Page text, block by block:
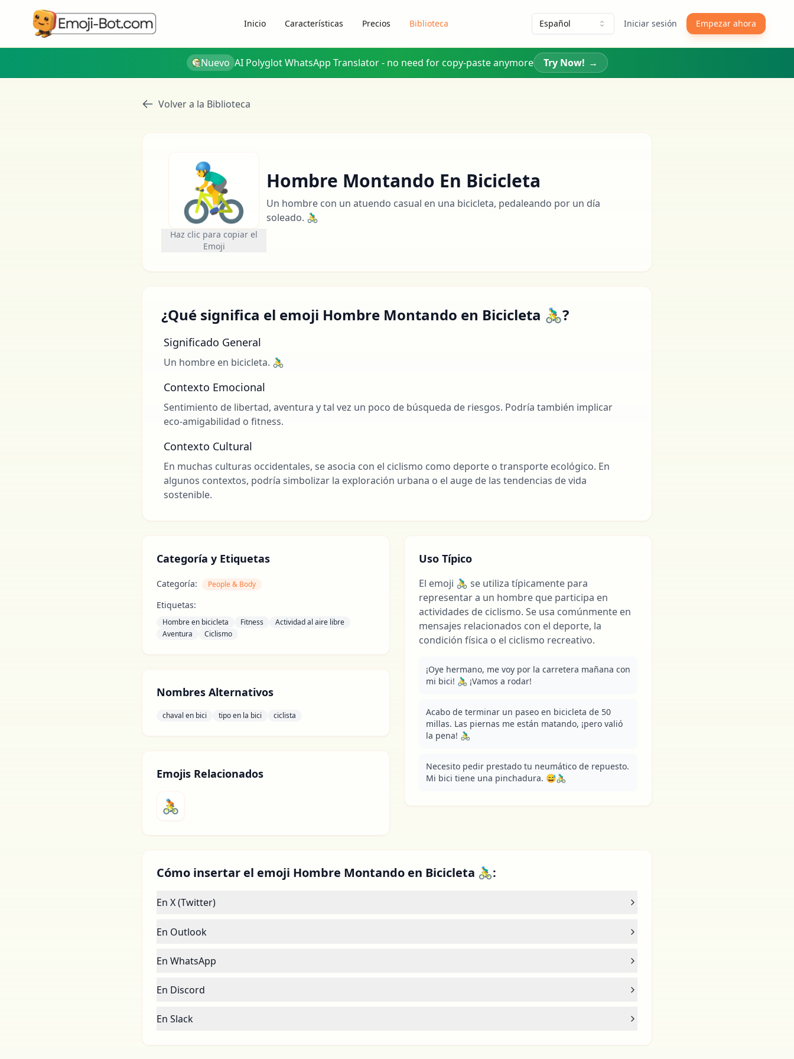
Inicio Características Precios Biblioteca Español Iniciar sesión Empezar ahora
Nuevo AI Polyglot WhatsApp Translator - no need for copy-paste anymore Try Now! →
Volver a la Biblioteca
🚴‍♂️
Haz clic para copiar el
Emoji
Hombre Montando En Bicicleta
Un hombre con un atuendo casual en una bicicleta, pedaleando por un día
soleado. 🚴‍♂️
¿Qué significa el emoji Hombre Montando en Bicicleta 🚴‍♂️?
Significado General
Un hombre en bicicleta. 🚴‍♂️
Contexto Emocional
Sentimiento de libertad, aventura y tal vez un poco de búsqueda de riesgos. Podría también implicar
eco-amigabilidad o fitness.
Contexto Cultural
En muchas culturas occidentales, se asocia con el ciclismo como deporte o transporte ecológico. En
algunos contextos, podría simbolizar la exploración urbana o el auge de las tendencias de vida
sostenible.
Categoría y Etiquetas
Categoría: People & Body
Etiquetas:
Hombre en bicicleta Fitness
Actividad al aire libre
Aventura
Ciclismo
Nombres Alternativos
chaval en bici tipo en la bici ciclista
Emojis Relacionados
🚴
Uso Típico
El emoji 🚴‍♂️ se utiliza típicamente para
representar a un hombre que participa en
actividades de ciclismo. Se usa comúnmente en
mensajes relacionados con el deporte, la
condición física o el ciclismo recreativo.
¡Oye hermano, me voy por la carretera mañana con
mi bici! 🚴‍♂️ ¡Vamos a rodar!
Acabo de terminar un paseo en bicicleta de 50
millas. Las piernas me están matando, ¡pero valió
la pena! 🚴‍♂️
Necesito pedir prestado tu neumático de repuesto.
Mi bici tiene una pinchadura. 😅🚴‍♂️
Cómo insertar el emoji Hombre Montando en Bicicleta 🚴‍♂️:
En X (Twitter)
En Outlook
En WhatsApp
En Discord
En Slack